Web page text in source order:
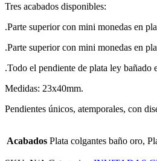
Tres acabados disponibles:
.Parte superior con mini monedas en
.Parte superior con mini monedas en
.Todo el pendiente de plata ley bañado
Medidas: 23x40mm.
Pendientes únicos, atemporales, con
Acabados Plata colgantes baño oro,